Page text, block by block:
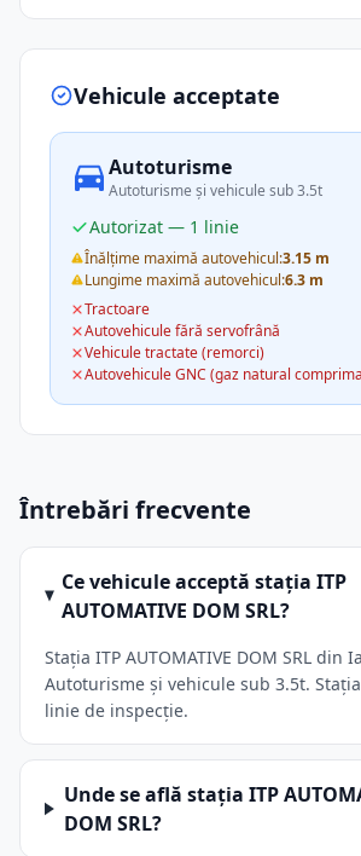
Vehicule acceptate
Autoturisme
Autoturisme și vehicule sub 3.5t
Autorizat — 1 linie
Înălțime maximă autovehicul:3.15 m
Lungime maximă autovehicul:6.3 m
Tractoare
Autovehicule fără servofrână
Vehicule tractate (remorci)
Autovehicule GNC (gaz natural
Întrebări frecvente
Ce vehicule acceptă stația ITP
AUTOMATIVE DOM SRL?
Stația ITP AUTOMATIVE DOM SRL din
Autoturisme și vehicule sub 3.5t.
linie de inspecție.
Unde se află stația ITP
DOM SRL?